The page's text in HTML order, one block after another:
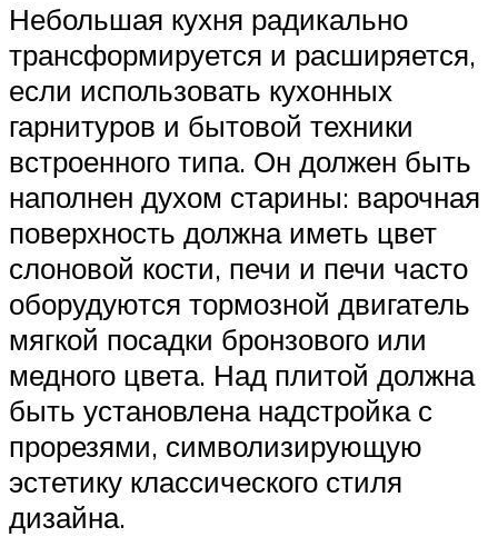
Небольшая кухня радикально
трансформируется и расширяется,
если использовать кухонных
гарнитуров и бытовой техники
встроенного типа. Он должен быть
наполнен духом старины: варочная
поверхность должна иметь цвет
слоновой кости, печи и печи часто
оборудуются тормозной двигатель
мягкой посадки бронзового или
медного цвета. Над плитой должна
быть установлена надстройка с
прорезями, символизирующую
эстетику классического стиля
дизайна.